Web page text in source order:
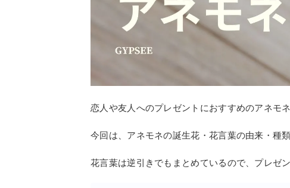
恋人や友人へのプレゼントにおすすめのアネモ
今回は、アネモネの誕生花・花言葉の由来・種
花言葉は逆引きでもまとめているので、プレゼ